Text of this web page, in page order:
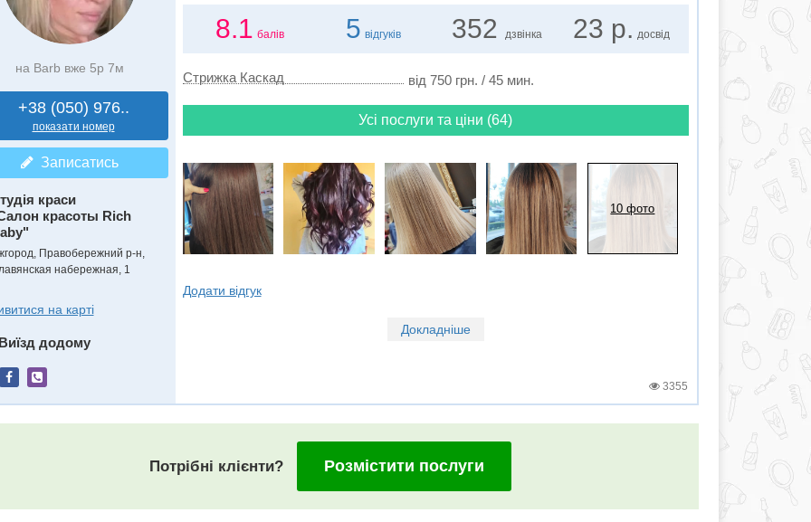
на Barb вже 5р 7м
+38 (050) 976..
показати номер
Записатись
краси
красоты Rich
Правобережний р-н,
набережная, 1
на карті
додому
8.1 балів 5 відгуків 352 дзвінка 23 р. досвід
Стрижка Каскад від 750 грн. / 45 мин.
Усі послуги та ціни (64)
10 фото
Додати відгук
Докладніше
3355
Потрібні клієнти? Розмістити послуги